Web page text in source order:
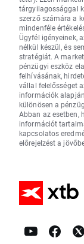
tárgyilagossággal
szerző számára a
mindenféle
Ügyfél igényeinek,
nélkül készül, és
stratégiát. A
pénzügyi eszköz
felhívásának,
vállal felelősséget
információk
különösen a
Abban az esetben,
információt
kapcsolatos
előrejelzést a